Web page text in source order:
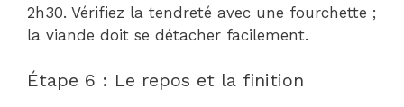
2h30. Vérifiez la tendreté avec une fourchette ;
la viande doit se détacher facilement.
Étape 6 : Le repos et la finition